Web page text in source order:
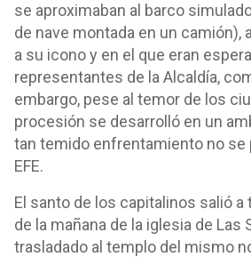
se aproximaban al barco
de nave montada en un camión),
a su icono y en el que eran
representantes de la Alcaldía,
embargo, pese al temor de los
procesión se desarrolló en un
tan temido enfrentamiento no se
EFE.
El santo de los capitalinos salió a
de la mañana de la iglesia de Las
trasladado al templo del mismo